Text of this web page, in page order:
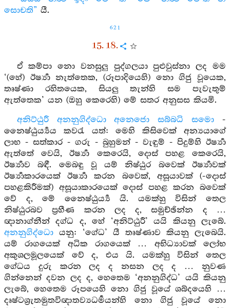
සොචති” යී.
621
15. 18.
ඒ කම්පා නො වනසුලු පුද්ගලයා පුළුවුස්නා ලද මම
‘(හේ) ඊර්‍ෂ්‍යා නැත්තෙක, (රූපාදියෙහි) නො ගිජු වූයෙක,
තෘෂ්ණා රහිතයෙක, සියලු තැන්හි සම පැවැතුම්
ඇත්තෙක’ යන (ඔහු කෙරෙහි) මේ සතර අනුසස කියමි.
අනිට්ඨුරී අනනුගිද්ධො අනෙජො සබ්බධි සමො -
නෛෂ්ඨුර්‍ය්‍යය කවරැ යත්: මෙහි කිසිවෙක් අන්‍යයාගේ
ලාභ - සත්කාර - ගරු - බුහුමන් - වැඳුම් - පිදුම්හි ඊර්‍ෂ්‍යා
ඇත්තේ වෙයි, ඊර්‍ෂ්‍යා කෙරෙයි, දොස් පහළ කෙරෙයි,
ඊර්‍ෂ්‍යාව බඳී. මෙබඳු වූ යම් නිෂ්ඨුර බවෙක් ඊර්‍ෂ්‍යාවක්
ඊර්‍ෂ්‍යාකාරයෙක් ඊර්‍ෂ්‍යා කරන බවෙක්, අසූයාවක් (-දොස්
පහළකිරීමක්) අසූයාකාරයෙක් දොස් පහළ කරන බවෙක්
වේ ද, මේ නෛෂ්ඨුර්‍ය්‍ය යි. යමක්හු විසින් තෙල
නිෂ්ඨුරබව ප්‍රහීණ කරන ලද ද, සමුච්ඡින්න ද …
ඥානාග්නීන් දග්ධ ද, හේ ‘අනිට්ඨුරී’ යයි කියනු ලැබේ.
අනනුගිද්ධො යනු: ‘ගේධ’ යී තෘෂ්ණාව කියනු ලැබෙයි.
යම් රාගයෙක් අධික රාගයෙක් … අභිධ්‍යාවක් ලෝභ
අකුශලමූලයෙක් වේ ද, එය යි. යමක්හු විසින් තෙල
ගේධය දුරු කරන ලද ද නසන ලද ද … නුවණ
ගින්නෙන් දවන ලද ද, හෙතෙම ‘අනනුගිද්ධ’ යයි කියනු
ලැබේ, හෙතෙම රූපයෙහි නො ගිජු වූයේ ශබ්දයෙහි …
දෘෂ්ටශ්‍රැතමුතවිඥාතව්‍යධර්‍මයන්හි නො ගිජු වූයේ නො